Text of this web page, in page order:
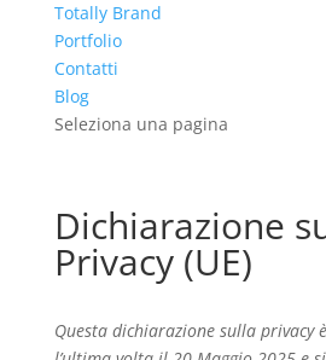
Totally Brand
Portfolio
Contatti
Blog
Seleziona una pagina
Dichiarazione
Privacy (UE)
Questa dichiarazione sulla privacy